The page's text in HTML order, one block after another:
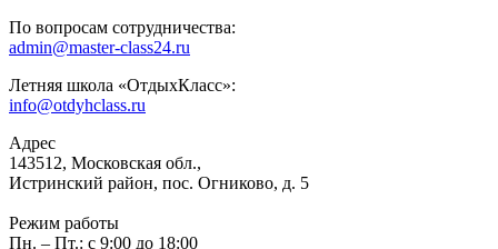
По вопросам сотрудничества:
admin@master-class24.ru
Летняя школа «ОтдыхКласс»:
info@otdyhclass.ru
Адрес
143512, Московская обл.,
Истринский район, пос. Огниково, д. 5
Режим работы
Пн. – Пт.: с 9:00 до 18:00